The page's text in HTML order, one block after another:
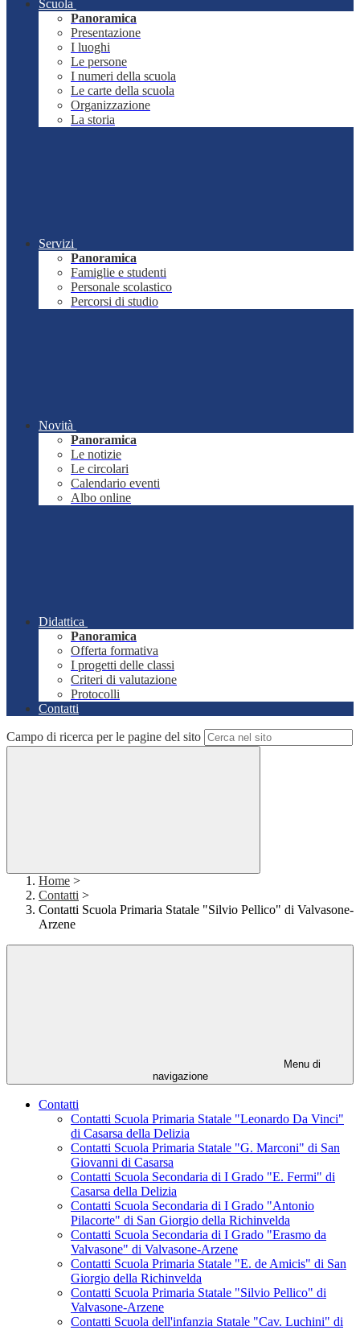
Scuola
Panoramica
Presentazione
I luoghi
Le persone
I numeri della scuola
Le carte della scuola
Organizzazione
La storia
Servizi
Panoramica
Famiglie e studenti
Personale scolastico
Percorsi di studio
Novità
Panoramica
Le notizie
Le circolari
Calendario eventi
Albo online
Didattica
Panoramica
Offerta formativa
I progetti delle classi
Criteri di valutazione
Protocolli
Contatti
Campo di ricerca per le pagine del sito
Home >
Contatti >
Contatti Scuola Primaria Statale "Silvio Pellico" di Valvasone-
Arzene
Menu di
navigazione
Contatti
Contatti Scuola Primaria Statale "Leonardo Da Vinci"
di Casarsa della Delizia
Contatti Scuola Primaria Statale "G. Marconi" di San
Giovanni di Casarsa
Contatti Scuola Secondaria di I Grado "E. Fermi" di
Casarsa della Delizia
Contatti Scuola Secondaria di I Grado "Antonio
Pilacorte" di San Giorgio della Richinvelda
Contatti Scuola Secondaria di I Grado "Erasmo da
Valvasone" di Valvasone-Arzene
Contatti Scuola Primaria Statale "E. de Amicis" di San
Giorgio della Richinvelda
Contatti Scuola Primaria Statale "Silvio Pellico" di
Valvasone-Arzene
Contatti Scuola dell'infanzia Statale "Cav. Luchini" di